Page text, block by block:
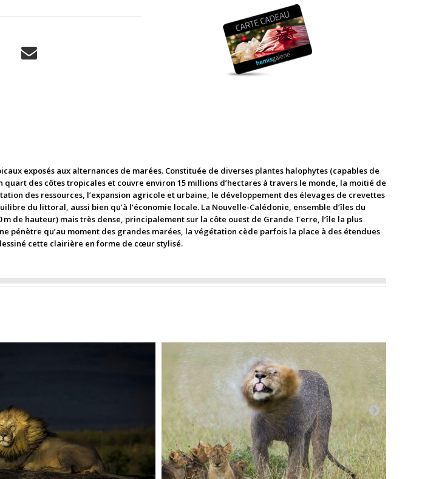
exposés aux alternances de marées. Constituée de diverses plantes halophytes (capables de
des côtes tropicales et couvre environ 15 millions d’hectares à travers le monde, la moitié de
des ressources, l’expansion agricole et urbaine, le développement des élevages de crevettes
du littoral, aussi bien qu’à l’économie locale. La Nouvelle-Calédonie, ensemble d’îles du
m de hauteur) mais très dense, principalement sur la côte ouest de Grande Terre, l’île la plus
pénètre qu’au moment des grandes marées, la végétation cède parfois la place à des étendues
cette clairière en forme de cœur stylisé.